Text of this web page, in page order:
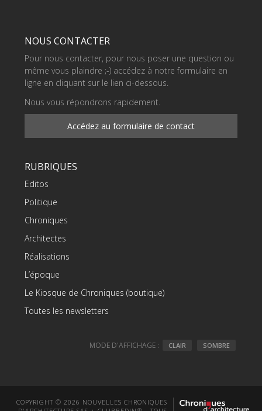
NOUS CONTACTER
Pour nous contacter, pour nous poser une question ou
même vous plaindre ;-) accédez à notre formulaire en
ligne en cliquant sur le lien ci-dessous.
Nous vous répondrons rapidement.
Accédez au formulaire de contact
RUBRIQUES
Editos
Politique
Chroniques
Architectes
Réalisations
L’époque
Le Kiosque de Chroniques (boutique)
Toutes les newsletters
MODE D'AFFICHAGE : CLAIR SOMBRE
COPYRIGHT © 2026 NOUVELLES CHRONIQUES